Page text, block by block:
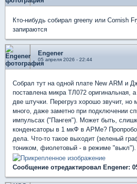
Кто-нибудь собирал greeny или Сornish
запираются
Engener
05 апреля 2026 - 22:44
Собрал тут на одной плате New ARM и
поставлена микра ТЛ072 оригинальная,
две штучки. Перегруз хорошо звучит, но
много, даже заметно при подключении
импульсах ("Пангея"). Может быть,
конденсаторы в 1 мкФ в АРМе?
дела. Что-то такое выходит (зеленый
тоником, фиолетовый - в режиме "выкл").
Сообщение отредактировал Engener: